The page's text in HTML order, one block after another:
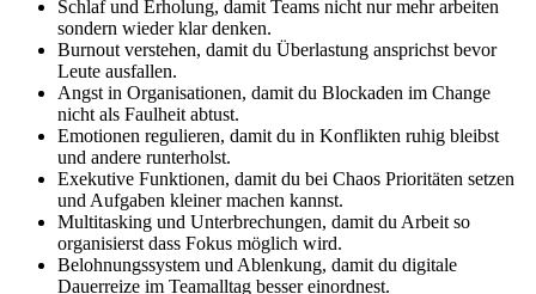
Schlaf und Erholung, damit Teams nicht nur mehr arbeiten
sondern wieder klar denken.
Burnout verstehen, damit du Überlastung ansprichst bevor
Leute ausfallen.
Angst in Organisationen, damit du Blockaden im Change
nicht als Faulheit abtust.
Emotionen regulieren, damit du in Konflikten ruhig bleibst
und andere runterholst.
Exekutive Funktionen, damit du bei Chaos Prioritäten setzen
und Aufgaben kleiner machen kannst.
Multitasking und Unterbrechungen, damit du Arbeit so
organisierst dass Fokus möglich wird.
Belohnungssystem und Ablenkung, damit du digitale
Dauerreize im Teamalltag besser einordnest.